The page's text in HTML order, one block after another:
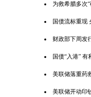
为救希腊多次
国债流标重现
财政部下周发
国债“入港”
美联储落重药
美联储开动印